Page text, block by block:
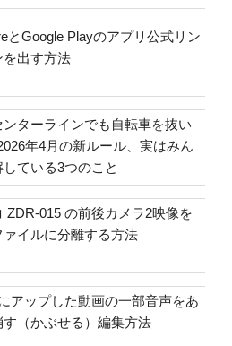
とGoogle Playのアプリ公式リン
を出す方法
ンターラインでも自転車を抜い
年4月の新ルール、実はみん
ている3つのこと
ZDR-015 の前後カメラ2映像を
ァイルに分離する方法
アップした動画の一部音声をあ
す（かぶせる）編集方法